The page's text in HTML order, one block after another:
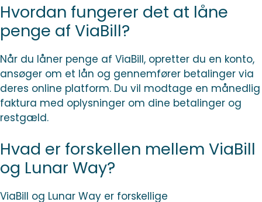
Hvordan fungerer det at låne
penge af ViaBill?
Når du låner penge af ViaBill, opretter du en konto,
ansøger om et lån og gennemfører betalinger via
deres online platform. Du vil modtage en månedlig
faktura med oplysninger om dine betalinger og
restgæld.
Hvad er forskellen mellem ViaBill
og Lunar Way?
ViaBill og Lunar Way er forskellige